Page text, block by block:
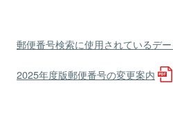
郵便番号検索に使用されているデ
2025年度版郵便番号の変更案内